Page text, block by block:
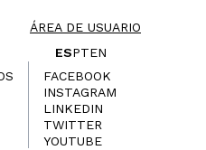
ÁREA DE USUARIO
ESPTEN
FACEBOOK
INSTAGRAM
LINKEDIN
TWITTER
YOUTUBE